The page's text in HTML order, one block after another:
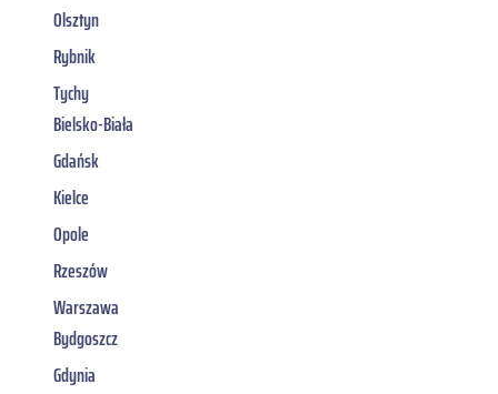
Olsztyn
Rybnik
Tychy
Bielsko-Biała
Gdańsk
Kielce
Opole
Rzeszów
Warszawa
Bydgoszcz
Gdynia